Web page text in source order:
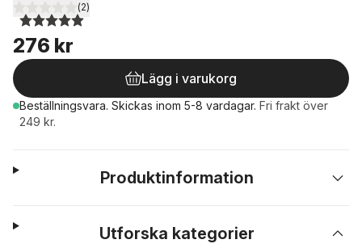
5,0utav 5 stjärnor. Totalt antal röster:
(2)
276 kr
Lägg i varukorg
Beställningsvara. Skickas inom 5-8 vardagar. Fri frakt över
249 kr.
Produktinformation
Utforska kategorier